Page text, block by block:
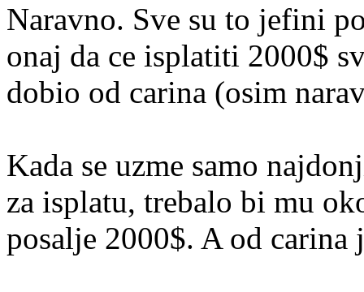
Naravno. Sve su to jefini
onaj da ce isplatiti 2000$
dobio od carina (osim
Kada se uzme samo
za isplatu, trebalo bi mu
posalje 2000$. A od